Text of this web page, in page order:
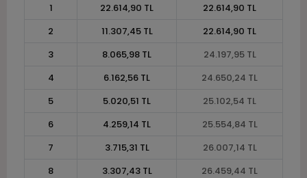
1
22.614,90 TL
22.614,90 TL
2
11.307,45 TL
22.614,90 TL
3
8.065,98 TL
24.197,95 TL
4
6.162,56 TL
24.650,24 TL
5
5.020,51 TL
25.102,54 TL
6
4.259,14 TL
25.554,84 TL
7
3.715,31 TL
26.007,14 TL
8
3.307,43 TL
26.459,44 TL